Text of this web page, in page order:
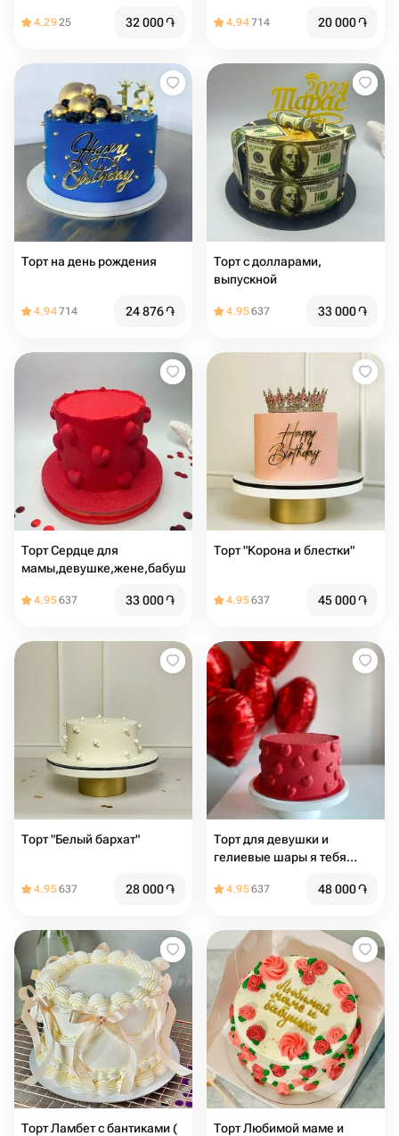
4.2925 32 000֏ 4.94714 20 000֏
Торт на день рождения
4.94714 24 876֏
Торт с долларами,
выпускной
4.95637 33 000֏
Торт Сердце для
мамы,девушке,жене,бабушке
4.95637 33 000֏
Торт "Корона и блестки"
4.95637 45 000֏
Торт "Белый бархат"
4.95637 28 000֏
Торт для девушки и
гелиевые шары я тебя
4.95637 48 000֏
Торт Ламбет с бантиками (
Торт Любимой маме и